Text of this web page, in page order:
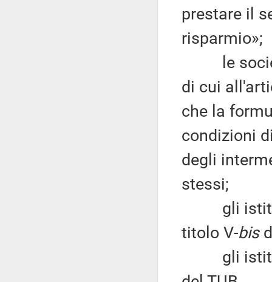
prestare il
risparmio»;
le
di cui
che la
condizioni
degli
stessi;
gli istituti
titolo V-bis
gli istituti